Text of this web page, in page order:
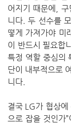
어지기 때문에,
니다. 두 선수를
떻게 가져가야 미
이 반드시 필요합
특정 역할 중심의
단이 내부적으로
니다.
결국 LG가 협상에
으로 잡을 것인가